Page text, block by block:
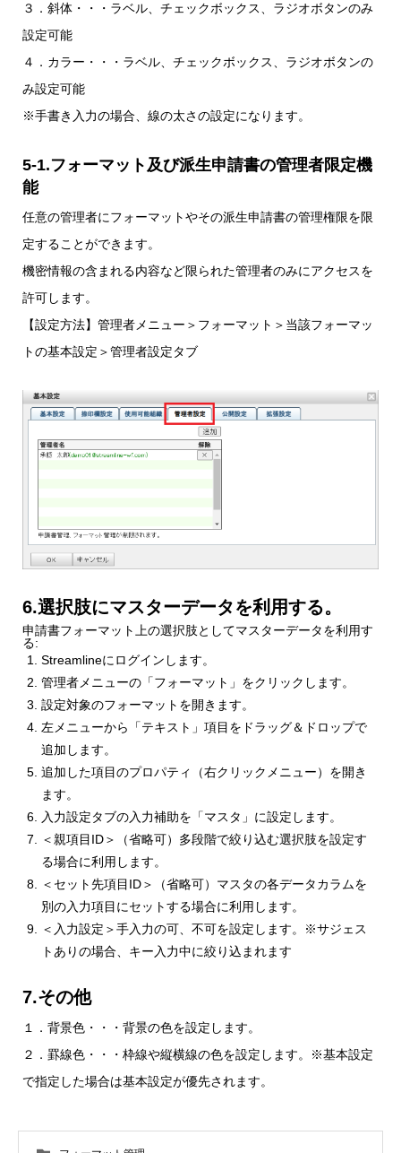
３．斜体・・・ラベル、チェックボックス、ラジオボタンのみ
設定可能
４．カラー・・・ラベル、チェックボックス、ラジオボタンの
み設定可能
※手書き入力の場合、線の太さの設定になります。
5-1.フォーマット及び派生申請書の管理者限定機
能
任意の管理者にフォーマットやその派生申請書の管理権限を限
定することができます。
機密情報の含まれる内容など限られた管理者のみにアクセスを
許可します。
【設定方法】管理者メニュー＞フォーマット＞当該フォーマッ
トの基本設定＞管理者設定タブ
6.選択肢にマスターデータを利用する。
申請書フォーマット上の選択肢としてマスターデータを利用す
る:
Streamlineにログインします。
管理者メニューの「フォーマット」をクリックします。
設定対象のフォーマットを開きます。
左メニューから「テキスト」項目をドラッグ＆ドロップで
追加します。
追加した項目のプロパティ（右クリックメニュー）を開き
ます。
入力設定タブの入力補助を「マスタ」に設定します。
＜親項目ID＞（省略可）多段階で絞り込む選択肢を設定す
る場合に利用します。
＜セット先項目ID＞（省略可）マスタの各データカラムを
別の入力項目にセットする場合に利用します。
＜入力設定＞手入力の可、不可を設定します。※サジェス
トありの場合、キー入力中に絞り込まれます
7.その他
１．背景色・・・背景の色を設定します。
２．罫線色・・・枠線や縦横線の色を設定します。※基本設定
で指定した場合は基本設定が優先されます。